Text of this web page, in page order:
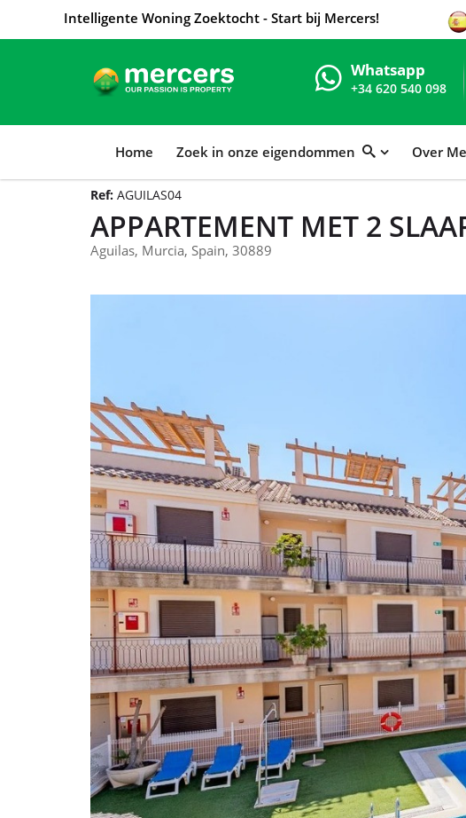
Intelligente Woning Zoektocht - Start bij Mercers!
Whatsapp
+34 620 540 098
Home Zoek in onze eigendommen Over
Ref: AGUILAS04
APPARTEMENT MET 2
Aguilas, Murcia, Spain, 30889